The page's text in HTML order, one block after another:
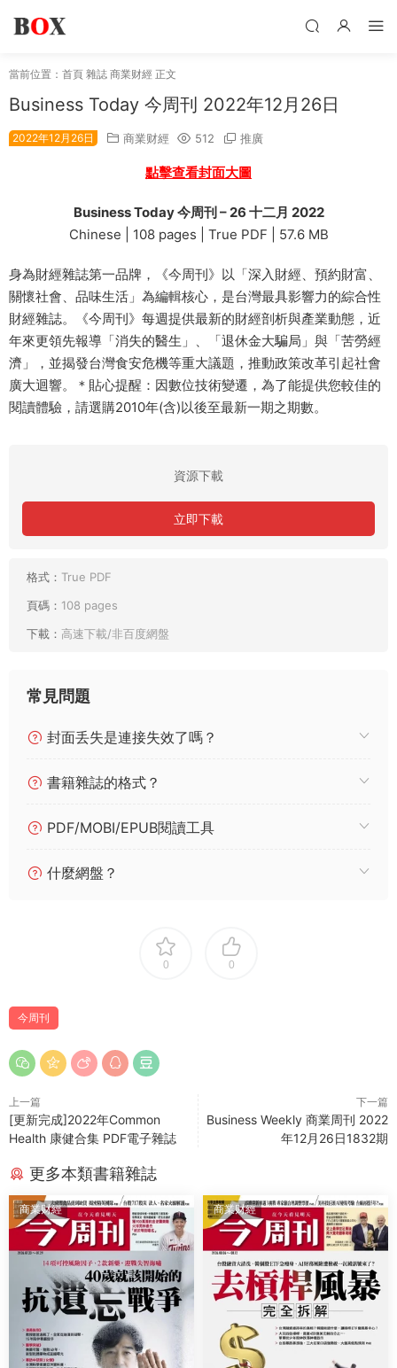
當前位置： 首頁 雜誌 商業财經 正文
Business Today 今周刊 2022年12月26日
2022年12月26日 商業财經 512 推廣
點擊查看封面大圖
Business Today 今周刊 – 26 十二月 2022
Chinese | 108 pages | True PDF | 57.6 MB
身為財經雜誌第一品牌，《今周刊》以「深入財經、預約財富、
關懷社會、品味生活」為編輯核心，是台灣最具影響力的綜合性
財經雜誌。《今周刊》每週提供最新的財經剖析與產業動態，近
年來更領先報導「消失的醫生」、「退休金大騙局」與「苦勞經
濟」，並揭發台灣食安危機等重大議題，推動政策改革引起社會
廣大迴響。＊貼心提醒：因數位技術變遷，為了能提供您較佳的
閱讀體驗，請選購2010年(含)以後至最新一期之期數。
資源下載
立即下載
格式： True PDF
頁碼： 108 pages
下載： 高速下載/非百度網盤
常見問題
封面丢失是連接失效了嗎？
書籍雜誌的格式？
PDF/MOBI/EPUB閱讀工具
什麼網盤？
0 0
今周刊
上一篇
[更新完成]2022年Common
Health 康健合集 PDF電子雜誌
下一篇
Business Weekly 商業周刊 2022
年12月26日1832期
更多本類書籍雜誌
商業财經 商業财經